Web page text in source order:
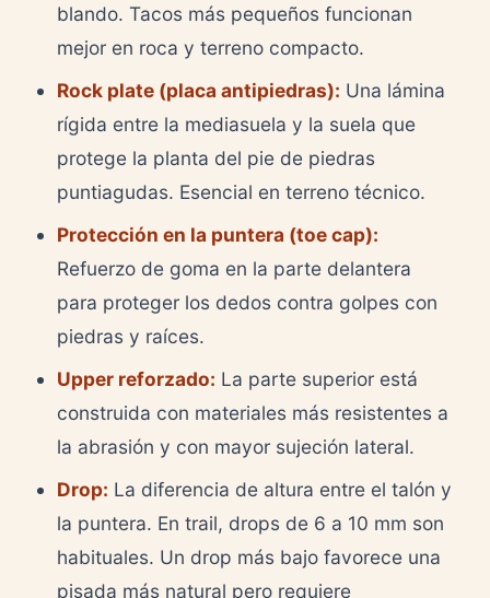
blando. Tacos más pequeños funcionan
mejor en roca y terreno compacto.
Rock plate (placa antipiedras): Una lámina
rígida entre la mediasuela y la suela que
protege la planta del pie de piedras
puntiagudas. Esencial en terreno técnico.
Protección en la puntera (toe cap):
Refuerzo de goma en la parte delantera
para proteger los dedos contra golpes con
piedras y raíces.
Upper reforzado: La parte superior está
construida con materiales más resistentes a
la abrasión y con mayor sujeción lateral.
Drop: La diferencia de altura entre el talón y
la puntera. En trail, drops de 6 a 10 mm son
habituales. Un drop más bajo favorece una
pisada más natural pero requiere